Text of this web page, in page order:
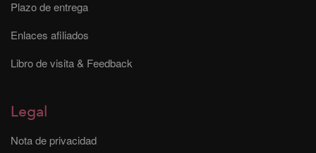
Plazo de entrega
Enlaces afiliados
Libro de visita & Feedback
Legal
Nota de privacidad